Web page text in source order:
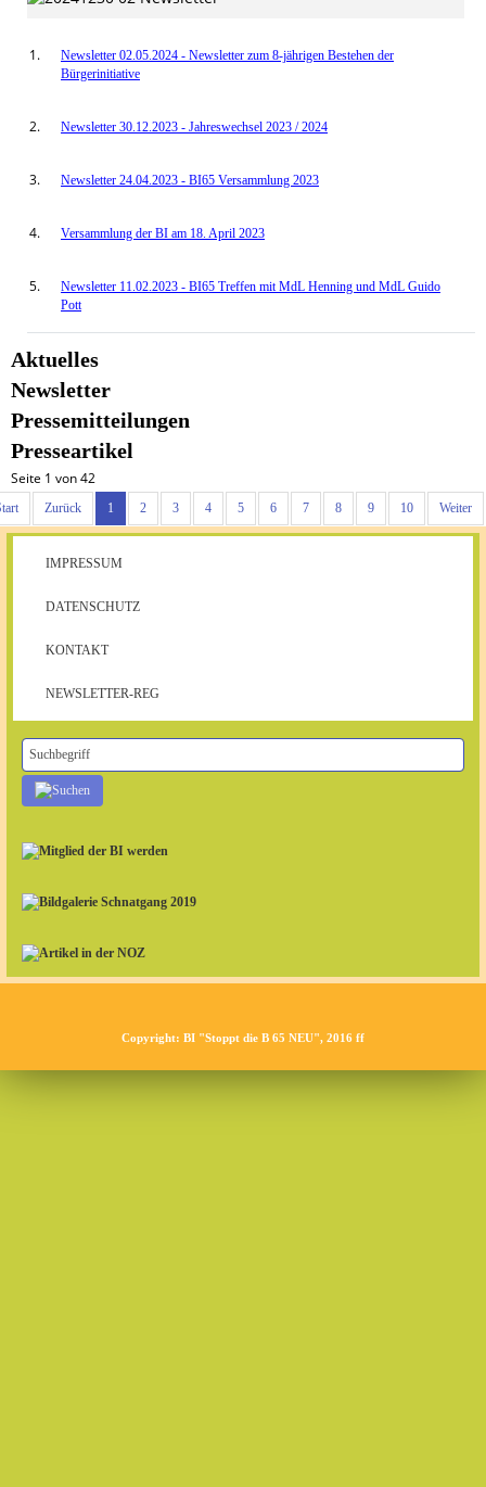
Newsletter 02.05.2024 - Newsletter zum 8-jährigen Bestehen der
Bürgerinitiative
Newsletter 30.12.2023 - Jahreswechsel 2023 / 2024
Newsletter 24.04.2023 - BI65 Versammlung 2023
Versammlung der BI am 18. April 2023
Newsletter 11.02.2023 - BI65 Treffen mit MdL Henning und MdL Guido
Pott
Aktuelles
Newsletter
Pressemitteilungen
Presseartikel
Seite 1 von 42
Zurück 1 2 3 4 5 6 7 8 9 10 Weiter
IMPRESSUM
DATENSCHUTZ
KONTAKT
NEWSLETTER-REG
Copyright: BI "Stoppt die B 65 NEU", 2016 ff